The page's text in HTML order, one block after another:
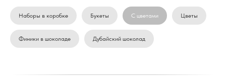
Наборы в коробке Букеты С цветами Цветы
Финики в шоколаде Дубайский шоколад